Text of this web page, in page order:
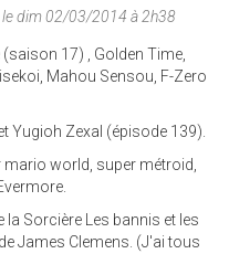
le dim 02/03/2014 à 2h38
(saison 17) , Golden Time,
Mahou Sensou, F-Zero
Yugioh Zexal (épisode 139).
mario world, super métroid,
la Sorcière Les bannis et les
James Clemens. (J'ai tous